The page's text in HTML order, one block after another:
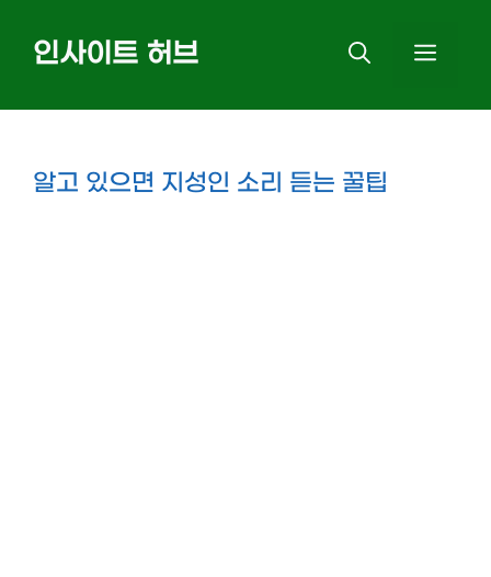
인사이트 허브
알고 있으면 지성인 소리 듣는 꿀팁